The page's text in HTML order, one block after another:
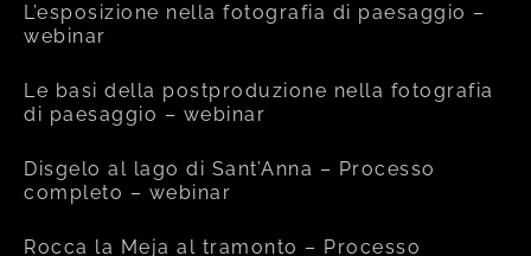
L’esposizione nella fotografia di paesaggio –
webinar
Le basi della postproduzione nella fotografia
di paesaggio – webinar
Disgelo al lago di Sant’Anna – Processo
completo – webinar
Rocca la Meja al tramonto – Processo